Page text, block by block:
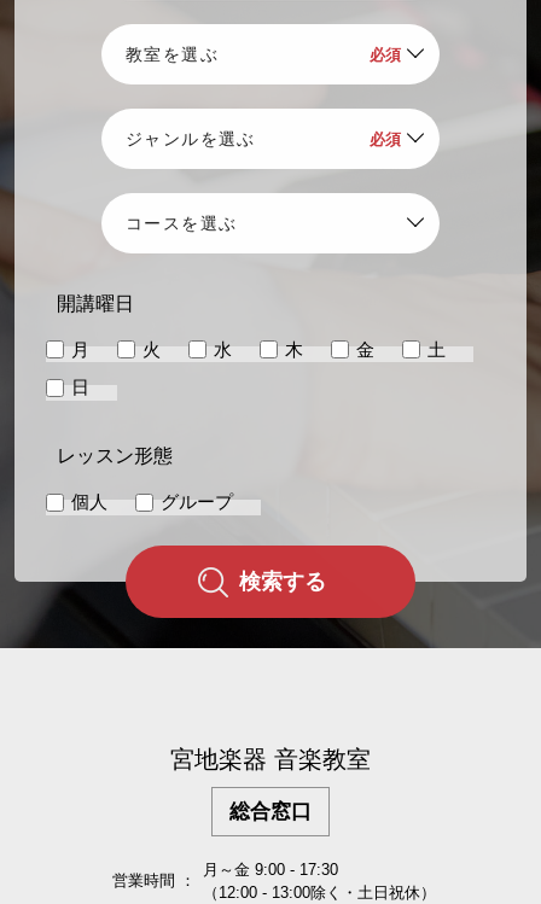
開講曜日
月 火 水 木 金
土
日
レッスン形態
個人 グループ
検索する
宮地楽器 音楽教室
総合窓口
営業時間 ：
月～金 9:00 - 17:30
（12:00 - 13:00除く・土日祝休）